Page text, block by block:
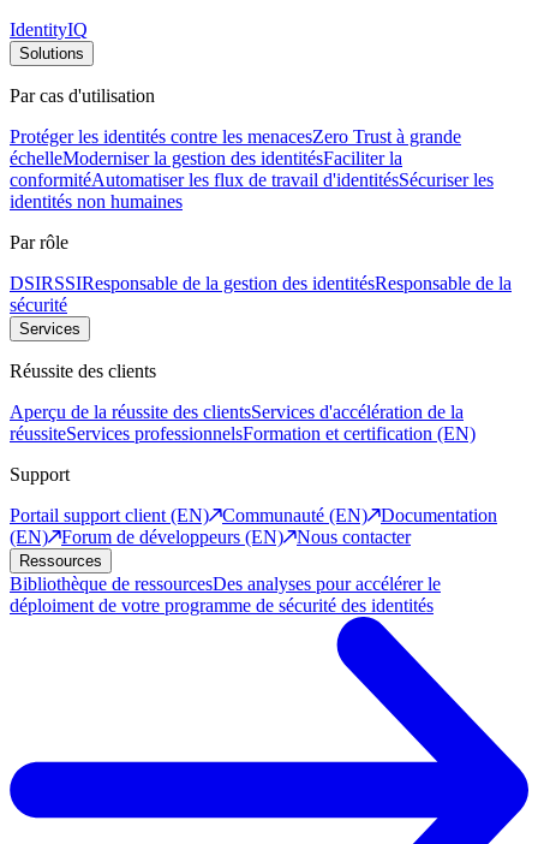
IdentityIQ
Solutions
Par cas d'utilisation
Protéger les identités contre les menacesZero Trust à grande
échelleModerniser la gestion des identitésFaciliter la
conformitéAutomatiser les flux de travail d'identitésSécuriser les
identités non humaines
Par rôle
DSIRSSIResponsable de la gestion des identitésResponsable de la
sécurité
Services
Réussite des clients
Aperçu de la réussite des clientsServices d'accélération de la
réussiteServices professionnelsFormation et certification (EN)
Support
Portail support client (EN)
Communauté (EN)
Documentation
(EN)
Forum de développeurs (EN) Nous contacter
Ressources
Bibliothèque de ressourcesDes analyses pour accélérer le
déploiment de votre programme de sécurité des identités